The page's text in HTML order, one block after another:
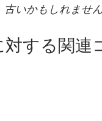
いかもしれませ
する関連